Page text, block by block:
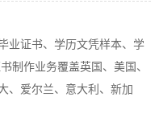
业证书、学历文凭样本、学
制作业务覆盖英国、美国、
、爱尔兰、意大利、新加